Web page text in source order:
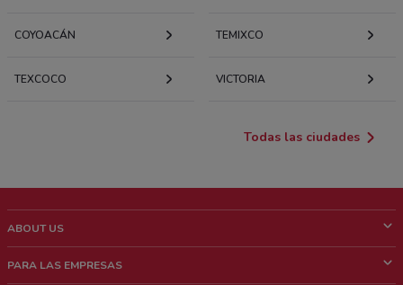
COYOACÁN TEMIXCO
TEXCOCO VICTORIA
Todas las ciudades
ABOUT US
PARA LAS EMPRESAS